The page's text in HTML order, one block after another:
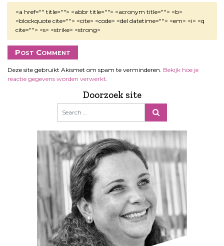
<a href="" title=""> <abbr title=""> <acronym title=""> <b>
<blockquote cite=""> <cite> <code> <del datetime=""> <em> <i> <q
cite=""> <s> <strike> <strong>
Deze site gebruikt Akismet om spam te verminderen. Bekijk hoe je
reactie gegevens worden verwerkt
Doorzoek site